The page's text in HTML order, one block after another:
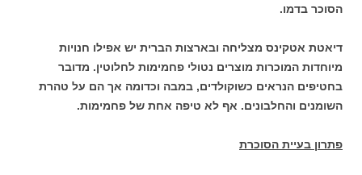
הסוכר בדמו.
דיאטת אטקינס מצליחה ובארצות הברית יש אפילו חנויות
מיוחדות המוכרות מוצרים נטולי פחמימות לחלוטין. מדובר
בחטיפים הנראים כשוקולדים, במבה וכדומה אך הם על טהרת
השומנים והחלבונים. אף לא טיפה אחת של פחמימות.
פתרון בעיית הסוכרת